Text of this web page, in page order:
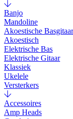
Banjo
Mandoline
Akoestische Basgitaar
Akoestisch
Elektrische Bas
Elektrische Gitaar
Klassiek
Ukelele
Versterkers
Accessoires
Amp Heads